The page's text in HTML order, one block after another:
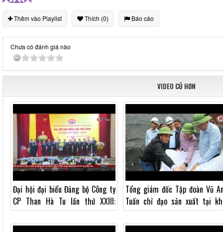
Thêm vào Playlist Thích (0) Báo cáo
Chưa có đánh giá nào
VIDEO CŨ HƠN
Đại hội đại biểu Đảng bộ Công ty
CP Than Hà Tu lần thứ XXIII:
“Đoàn kết - Dân chủ - Kỷ cương"
Tổng giám đốc Tập đoàn Vũ
Tuấn chỉ đạo sản xuất tại
trường và động viên cán
công...